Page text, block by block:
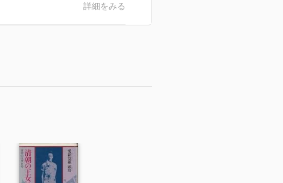
詳細をみる